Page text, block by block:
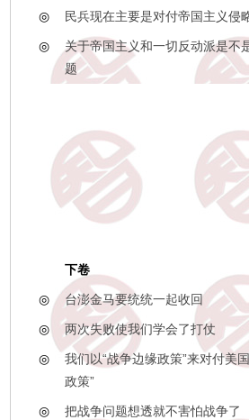
◎ 民兵现在主要是对付帝国主义侵
◎
关于帝国主义和一切反动派是不
题
下卷
◎ 台澎金马要统统一起收回
◎ 两次失败使我们学会了打仗
◎
我们以“战争边缘政策”来对付美
政策”
◎ 把战争问题想透就不害怕战争了